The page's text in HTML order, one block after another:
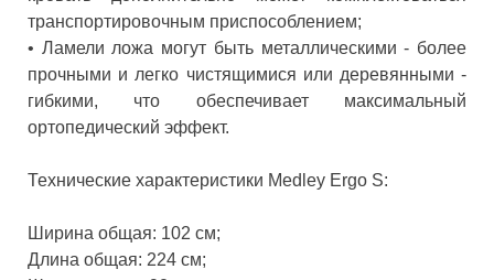
транспортировочным приспособлением;
• Ламели ложа могут быть металлическими - более
прочными и легко чистящимися или деревянными -
гибкими, что обеспечивает максимальный
ортопедический эффект.
Технические характеристики Medley Ergo S:
Ширина общая: 102 см;
Длина общая: 224 см;